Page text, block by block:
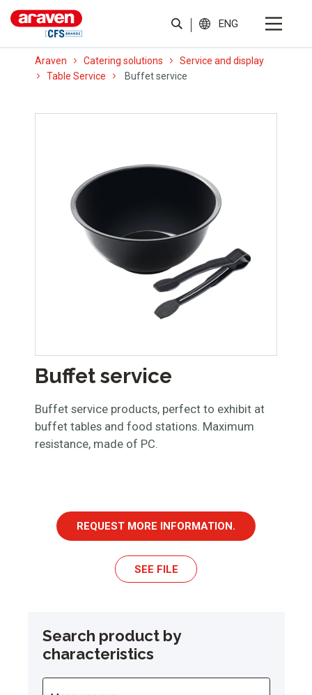
ENG
Araven Catering solutions
Service and display
Table Service
Buffet service
Buffet service
Buffet service products, perfect to exhibit at
buffet tables and food stations. Maximum
resistance, made of PC.
REQUEST MORE INFORMATION.
SEE FILE
Search product by
characteristics